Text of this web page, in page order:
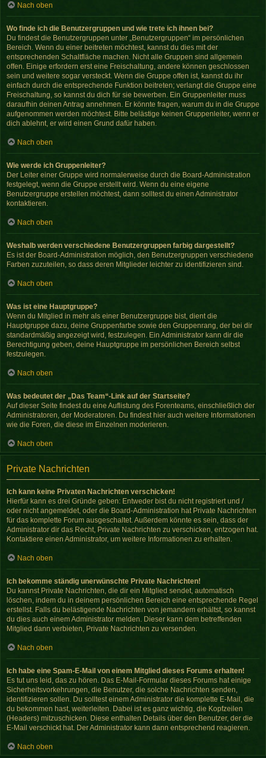
Nach oben
Wo finde ich die Benutzergruppen und wie trete ich ihnen bei?
Du findest die Benutzergruppen unter „Benutzergruppen“ im persönlichen
Bereich. Wenn du einer beitreten möchtest, kannst du dies mit der
entsprechenden Schaltfläche machen. Nicht alle Gruppen sind allgemein
offen. Einige erfordern erst eine Freischaltung, andere können geschlossen
sein und weitere sogar versteckt. Wenn die Gruppe offen ist, kannst du ihr
einfach durch die entsprechende Funktion beitreten; verlangt die Gruppe eine
Freischaltung, so kannst du dich für sie bewerben. Ein Gruppenleiter muss
daraufhin deinen Antrag annehmen. Er könnte fragen, warum du in die Gruppe
aufgenommen werden möchtest. Bitte belästige keinen Gruppenleiter, wenn er
dich ablehnt, er wird einen Grund dafür haben.
Nach oben
Wie werde ich Gruppenleiter?
Der Leiter einer Gruppe wird normalerweise durch die Board-Administration
festgelegt, wenn die Gruppe erstellt wird. Wenn du eine eigene
Benutzergruppe erstellen möchtest, dann solltest du einen Administrator
kontaktieren.
Nach oben
Weshalb werden verschiedene Benutzergruppen farbig dargestellt?
Es ist der Board-Administration möglich, den Benutzergruppen verschiedene
Farben zuzuteilen, so dass deren Mitglieder leichter zu identifizieren sind.
Nach oben
Was ist eine Hauptgruppe?
Wenn du Mitglied in mehr als einer Benutzergruppe bist, dient die
Hauptgruppe dazu, deine Gruppenfarbe sowie den Gruppenrang, der bei dir
standardmäßig angezeigt wird, festzulegen. Ein Administrator kann dir die
Berechtigung geben, deine Hauptgruppe im persönlichen Bereich selbst
festzulegen.
Nach oben
Was bedeutet der „Das Team“-Link auf der Startseite?
Auf dieser Seite findest du eine Auflistung des Forenteams, einschließlich der
Administratoren, der Moderatoren. Du findest hier auch weitere Informationen
wie die Foren, die diese im Einzelnen moderieren.
Nach oben
Private Nachrichten
Ich kann keine Privaten Nachrichten verschicken!
Hierfür kann es drei Gründe geben: Entweder bist du nicht registriert und /
oder nicht angemeldet, oder die Board-Administration hat Private Nachrichten
für das komplette Forum ausgeschaltet. Außerdem könnte es sein, dass der
Administrator dir das Recht, Private Nachrichten zu verschicken, entzogen hat.
Kontaktiere einen Administrator, um weitere Informationen zu erhalten.
Nach oben
Ich bekomme ständig unerwünschte Private Nachrichten!
Du kannst Private Nachrichten, die dir ein Mitglied sendet, automatisch
löschen, indem du in deinem persönlichen Bereich eine entsprechende Regel
erstellst. Falls du belästigende Nachrichten von jemandem erhältst, so kannst
du dies auch einem Administrator melden. Dieser kann dem betreffenden
Mitglied dann verbieten, Private Nachrichten zu versenden.
Nach oben
Ich habe eine Spam-E-Mail von einem Mitglied dieses Forums erhalten!
Es tut uns leid, das zu hören. Das E-Mail-Formular dieses Forums hat einige
Sicherheitsvorkehrungen, die Benutzer, die solche Nachrichten senden,
identifizieren sollen. Du solltest einem Administrator die komplette E-Mail, die
du bekommen hast, weiterleiten. Dabei ist es ganz wichtig, die Kopfzeilen
(Headers) mitzuschicken. Diese enthalten Details über den Benutzer, der die
E-Mail verschickt hat. Der Administrator kann dann entsprechend reagieren.
Nach oben